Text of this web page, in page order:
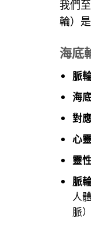
我們
輪）
海底
脈
海
對
心
靈
脈
人
脈